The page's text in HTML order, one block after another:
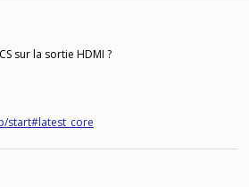
sur la sortie HDMI ?
start#latest_core